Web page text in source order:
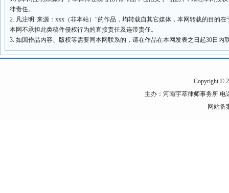
律责任。
2. 凡注明"来源：xxx（非本站）"的作品，均转载自其它媒体，本网转载的目的
本网不承担此类稿件侵权行为的直接责任及连带责任。
3. 如因作品内容、版权等需要同本网联系的，请在作品在本网发表之日起30日内
Copyright ©
主办：河南宇萃律师事务所 电
网站备